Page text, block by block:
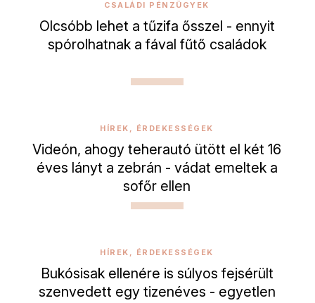
CSALÁDI PÉNZÜGYEK
Olcsóbb lehet a tűzifa ősszel - ennyit
spórolhatnak a fával fűtő családok
HÍREK, ÉRDEKESSÉGEK
Videón, ahogy teherautó ütött el két 16
éves lányt a zebrán - vádat emeltek a
sofőr ellen
HÍREK, ÉRDEKESSÉGEK
Bukósisak ellenére is súlyos fejsérült
szenvedett egy tizenéves - egyetlen